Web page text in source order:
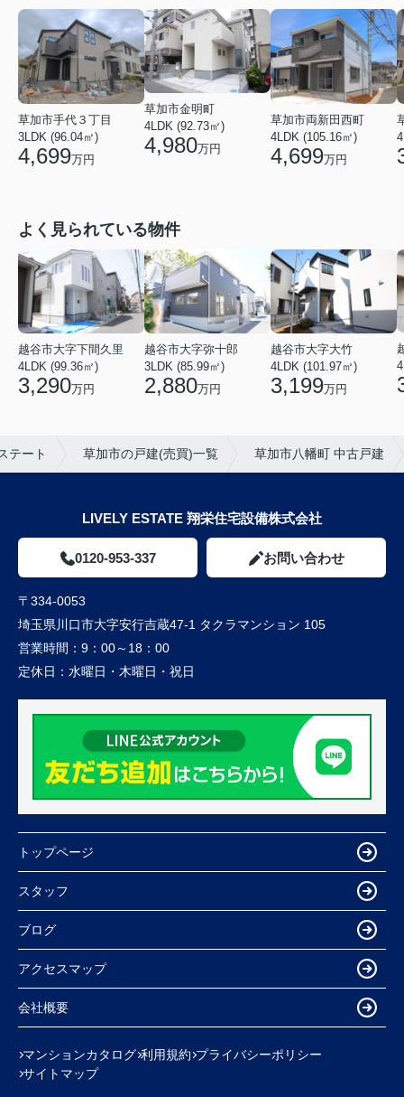
草加市手代３丁目
3LDK (96.04㎡)
4,699万円
草加市金明町
4LDK (92.73㎡)
4,980万円
草加市両新田西町
4LDK (105.16㎡)
4,699万円
よく見られている物件
越谷市大字下間久里
4LDK (99.36㎡)
3,290万円
越谷市大字弥十郎
3LDK (85.99㎡)
2,880万円
越谷市大字大竹
4LDK (101.97㎡)
3,199万円
テート 草加市の戸建(売買)一覧 草加市八幡町 中古戸建
LIVELY ESTATE 翔栄住宅設備株式会社
0120-953-337 お問い合わせ
〒334-0053
埼玉県川口市大字安行吉蔵47-1 タクラマンション 105
営業時間： 9：00～18：00
定休日： 水曜日・木曜日・祝日
トップページ
スタッフ
ブログ
アクセスマップ
会社概要
マンションカタログ 利用規約 プライバシーポリシー
サイトマップ